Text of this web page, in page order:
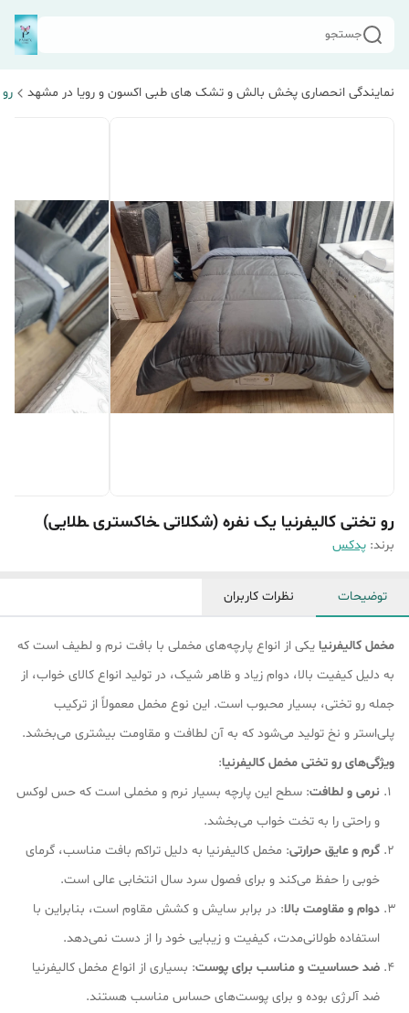
جستجو
نمایندگی انحصاری پخش بالش و تشک های طبی اکسون و رویا در مشهد
رو تختی کالیفرنیا یک نفره (شکلاتی ـخاکستری ـطلایی)
برند: پدکس
توضیحات نظرات کاربران
مخمل کالیفرنیا یکی از انواع پارچه‌های مخملی با بافت نرم و لطیف است که
به دلیل کیفیت بالا، دوام زیاد و ظاهر شیک، در تولید انواع کالای خواب، از
جمله رو تختی، بسیار محبوب است. این نوع مخمل معمولاً از ترکیب
پلی‌استر و نخ تولید می‌شود که به آن لطافت و مقاومت بیشتری می‌بخشد.
ویژگی‌های رو تختی مخمل کالیفرنیا:
نرمی و لطافت: سطح این پارچه بسیار نرم و مخملی است که حس لوکس
و راحتی را به تخت خواب می‌بخشد.
گرم و عایق حرارتی: مخمل کالیفرنیا به دلیل تراکم بافت مناسب، گرمای
خوبی را حفظ می‌کند و برای فصول سرد سال انتخابی عالی است.
دوام و مقاومت بالا: در برابر سایش و کشش مقاوم است، بنابراین با
استفاده طولانی‌مدت، کیفیت و زیبایی خود را از دست نمی‌دهد.
ضد حساسیت و مناسب برای پوست: بسیاری از انواع مخمل کالیفرنیا
ضد آلرژی بوده و برای پوست‌های حساس مناسب هستند.